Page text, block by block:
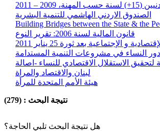
2009 – 2011
الصندوق الاردني الهاشمي للتنمية البشرية
Building Bridges between the State & the
قانون المالية لسنة 2006: تقرير النوع
النساء في مشروعات التنمية المستدامة
لبنان والاقتصاد والمراة
هيئة الأمم المتحدة للمرأة
نتيجة البحث : (279)
هل نتيجة البحث تلبي الحاجة؟